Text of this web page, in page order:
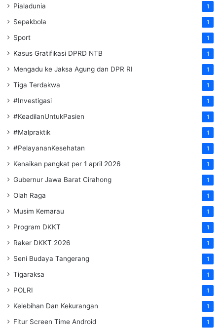
Pialadunia 1
Sepakbola 1
Sport 1
Kasus Gratifikasi DPRD NTB 1
Mengadu ke Jaksa Agung dan DPR RI 1
Tiga Terdakwa 1
#Investigasi 1
#KeadilanUntukPasien 1
#Malpraktik 1
#PelayananKesehatan 1
Kenaikan pangkat per 1 april 2026 1
Gubernur Jawa Barat Cirahong 1
Olah Raga 1
Musim Kemarau 1
Program DKKT 1
Raker DKKT 2026 1
Seni Budaya Tangerang 1
Tigaraksa 1
POLRI 1
Kelebihan Dan Kekurangan 1
Fitur Screen Time Android 1